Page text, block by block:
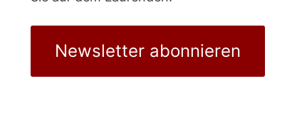
Newsletter abonnieren